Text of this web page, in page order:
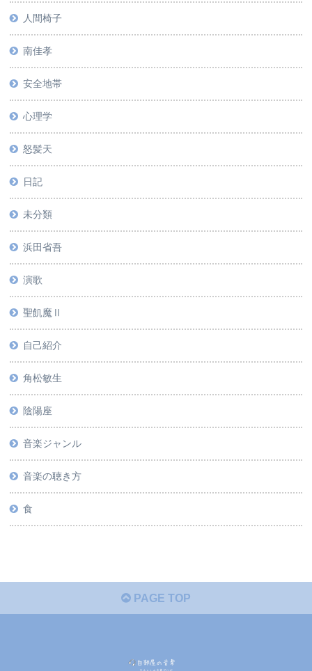
人間椅子
南佳孝
安全地帯
心理学
怒髪天
日記
未分類
浜田省吾
演歌
聖飢魔Ⅱ
自己紹介
角松敏生
陰陽座
音楽ジャンル
音楽の聴き方
食
PAGE TOP